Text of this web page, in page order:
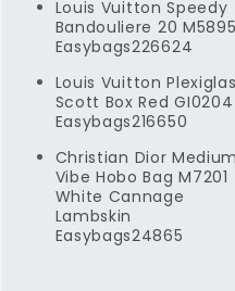
Louis Vuitton Speedy
Bandouliere 20
Easybags226624
Louis Vuitton
Scott Box Red GI0204
Easybags216650
Christian Dior Medium
Vibe Hobo Bag M7201
White Cannage
Lambskin
Easybags24865